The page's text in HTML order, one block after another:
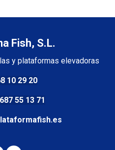
Fish, S.L.
y plataformas elevadoras
10 29 20
687 55 13 71